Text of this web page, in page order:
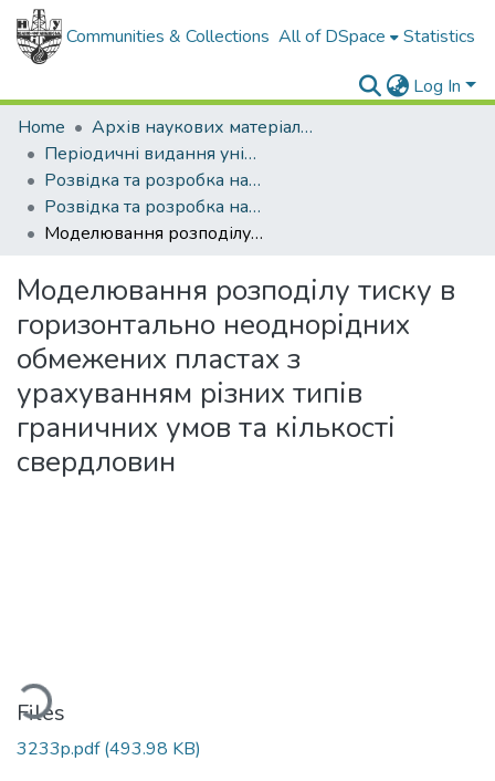
Communities & Collections All of DSpace Statistics
Log In
Home
Архів наукових матеріалів
Періодичні видання університету
Розвідка та розробка нафтових і газових родовищ
Розвідка та розробка нафтових і газових родовищ - 2013 - №1
Моделювання розподілу тиску в горизонтально неоднорідних обмежених пластах з урахуванням різних типів граничних умов та кількості свердловин
Моделювання розподілу тиску в
горизонтально неоднорідних
обмежених пластах з
урахуванням різних типів
граничних умов та кількості
свердловин
Loading...
Files
3233p.pdf(493.98 KB)